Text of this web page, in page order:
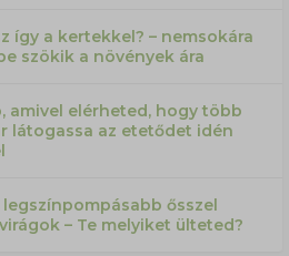
így a kertekkel? – nemsokára
szökik a növények ára
amivel elérheted, hogy több
látogassa az etetődet idén
legszínpompásabb ősszel
– Te melyiket ülteted?